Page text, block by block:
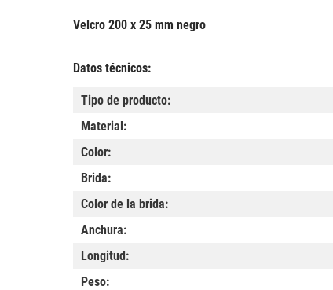
Velcro 200 x 25 mm negro
Datos técnicos:
Tipo de producto:
Material:
Color:
Brida:
Color de la brida:
Anchura:
Longitud:
Peso: